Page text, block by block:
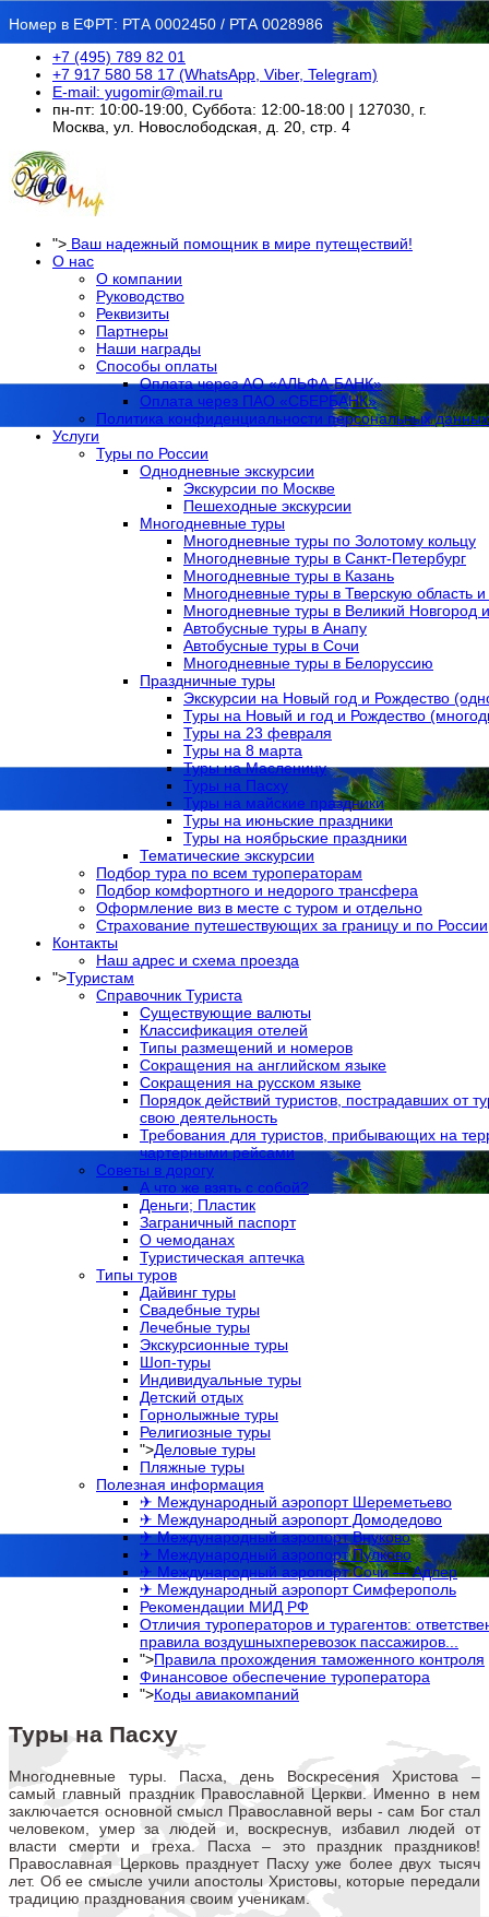
Номер в ЕФРТ: РТА 0002450 / РТА 0028986
+7 (495) 789 82 01
+7 917 580 58 17 (WhatsApp, Viber, Telegram)
E-mail: yugomir@mail.ru
пн-пт: 10:00-19:00, Суббота: 12:00-18:00 | 127030, г.
Москва, ул. Новослободская, д. 20, стр. 4
"> Ваш надежный помощник в мире путеществий!
О нас
О компании
Руководство
Реквизиты
Партнеры
Наши награды
Способы оплаты
Оплата через АО «АЛЬФА-БАНК»
Оплата через ПАО «СБЕРБАНК»
Политика конфиденциальности персональных данных
Услуги
Туры по России
Однодневные экскурсии
Экскурсии по Москве
Пешеходные экскурсии
Многодневные туры
Многодневные туры по Золотому кольцу
Многодневные туры в Санкт-Петербург
Многодневные туры в Казань
Многодневные туры в Тверскую область
Многодневные туры в Великий Новгород
Автобусные туры в Анапу
Автобусные туры в Сочи
Многодневные туры в Белоруссию
Праздничные туры
Экскурсии на Новый год и Рождество
Туры на Новый и год и Рождество
Туры на 23 февраля
Туры на 8 марта
Туры на Масленицу
Туры на Пасху
Туры на майские праздники
Туры на июньские праздники
Туры на ноябрьские праздники
Тематические экскурсии
Подбор тура по всем туроператорам
Подбор комфортного и недорого трансфера
Оформление виз в местe с туром и отдельно
Страхование путешествующих за границу и по России
Контакты
Наш адрес и схема проезда
">Туристам
Справочник Туриста
Существующие валюты
Классификация отелей
Типы размещений и номеров
Сокращения на английском языке
Сокращения на русском языке
Порядок действий туристов, пострадавших от
свою деятельность
Требования для туристов, прибывающих на
чартерными рейсами
Советы в дорогу
А что же взять с собой?
Деньги; Пластик
Заграничный паспорт
О чемоданах
Туристическая аптечка
Типы туров
Дайвинг туры
Свадебные туры
Лечебные туры
Экскурсионные туры
Шоп-туры
Индивидуальные туры
Детский отдых
Горнолыжные туры
Религиозные туры
">Деловые туры
Пляжные туры
Полезная информация
✈ Международный аэропорт Шереметьево
✈ Международный аэропорт Домодедово
✈ Международный аэропорт Внуково
✈ Международный аэропорт Пулково
✈ Международный аэропорт Сочи — Адлер
✈ Международный аэропорт Симферополь
Рекомендации МИД РФ
Отличия туроператоров и турагентов:
правила воздушныхперевозок пассажиров...
">Правила прохождения таможенного контроля
Финансовое обеспечение туроператора
">Коды авиакомпаний
Туры на Пасху
Многодневные туры. Пасха, день Воскресения Христова –
самый главный праздник Православной Церкви. Именно в нем
заключается основной смысл Православной веры - сам Бог стал
человеком, умер за людей и, воскреснув, избавил людей от
власти смерти и греха. Пасха – это праздник праздников!
Православная Церковь празднует Пасху уже более двух тысяч
лет. Об ее смысле учили апостолы Христовы, которые передали
традицию празднования своим ученикам.